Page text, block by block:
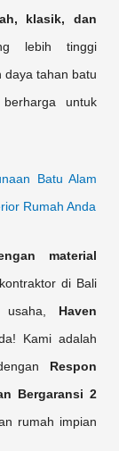
klasik, dan
lebih tinggi
daya tahan batu
untuk
Batu Alam
Rumah Anda
material
di Bali
usaha, Haven
Kami adalah
Respon
Bergaransi 2
rumah impian